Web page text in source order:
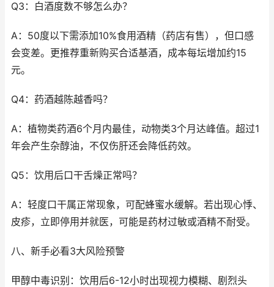
Q3：白酒度数不够怎么办？
A：50度以下需添加10%食用酒精（药店有售），但口感
会变差。更推荐重新购买合适基酒，成本每坛增加约15
元。
Q4：药酒越陈越香吗？
A：植物类药酒6个月内最佳，动物类3个月达峰值。超过1
年会产生杂醇油，不仅伤肝还会降低药效。
Q5：饮用后口干舌燥正常吗？
A：轻度口干属正常现象，可配蜂蜜水缓解。若出现心悸、
皮疹，立即停用并就医，可能是药材过敏或酒精不耐受。
八、新手必看3大风险预警
甲醇中毒识别：饮用后6-12小时出现视力模糊、剧烈头